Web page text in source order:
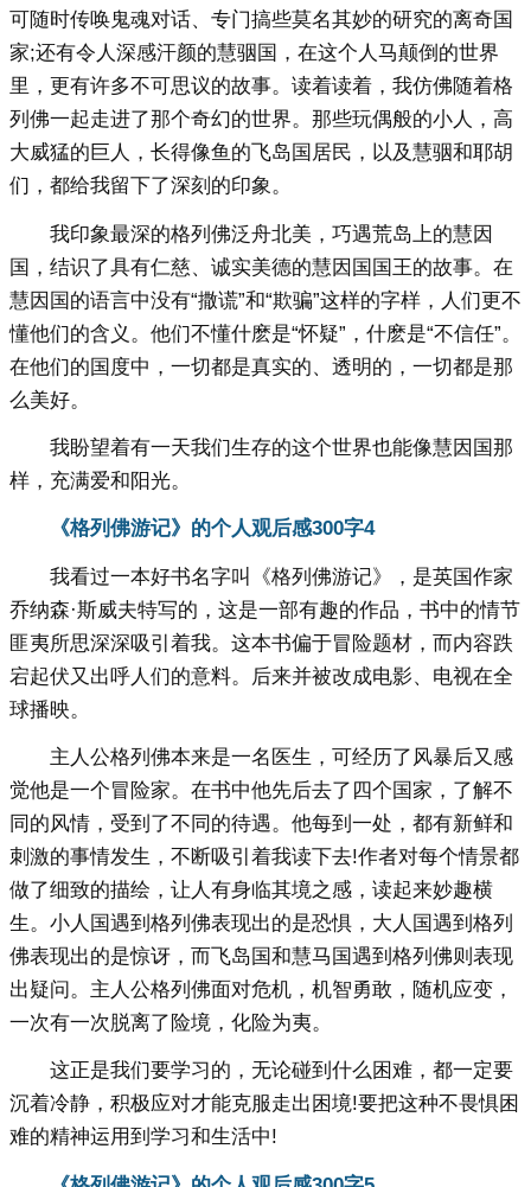
可随时传唤鬼魂对话、专门搞些莫名其妙的研究的离奇国
家;还有令人深感汗颜的慧骃国，在这个人马颠倒的世界
里，更有许多不可思议的故事。读着读着，我仿佛随着格
列佛一起走进了那个奇幻的世界。那些玩偶般的小人，高
大威猛的巨人，长得像鱼的飞岛国居民，以及慧骃和耶胡
们，都给我留下了深刻的印象。
我印象最深的格列佛泛舟北美，巧遇荒岛上的慧因
国，结识了具有仁慈、诚实美德的慧因国国王的故事。在
慧因国的语言中没有“撒谎”和“欺骗”这样的字样，人们更不
懂他们的含义。他们不懂什麽是“怀疑”，什麽是“不信任”。
在他们的国度中，一切都是真实的、透明的，一切都是那
么美好。
我盼望着有一天我们生存的这个世界也能像慧因国那
样，充满爱和阳光。
《格列佛游记》的个人观后感300字4
我看过一本好书名字叫《格列佛游记》，是英国作家
乔纳森·斯威夫特写的，这是一部有趣的作品，书中的情节
匪夷所思深深吸引着我。这本书偏于冒险题材，而内容跌
宕起伏又出呼人们的意料。后来并被改成电影、电视在全
球播映。
主人公格列佛本来是一名医生，可经历了风暴后又感
觉他是一个冒险家。在书中他先后去了四个国家，了解不
同的风情，受到了不同的待遇。他每到一处，都有新鲜和
刺激的事情发生，不断吸引着我读下去!作者对每个情景都
做了细致的描绘，让人有身临其境之感，读起来妙趣横
生。小人国遇到格列佛表现出的是恐惧，大人国遇到格列
佛表现出的是惊讶，而飞岛国和慧马国遇到格列佛则表现
出疑问。主人公格列佛面对危机，机智勇敢，随机应变，
一次有一次脱离了险境，化险为夷。
这正是我们要学习的，无论碰到什么困难，都一定要
沉着冷静，积极应对才能克服走出困境!要把这种不畏惧困
难的精神运用到学习和生活中!